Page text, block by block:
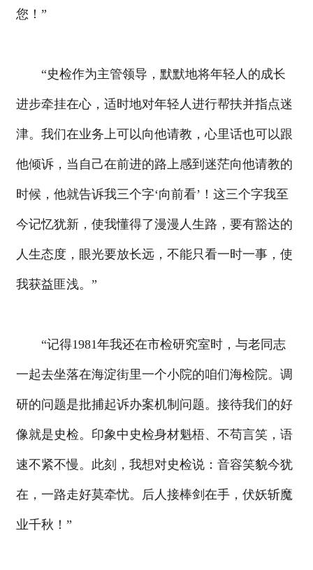
您！”
“史检作为主管领导，默默地将年轻人的成长
进步牵挂在心，适时地对年轻人进行帮扶并指点迷
津。我们在业务上可以向他请教，心里话也可以跟
他倾诉，当自己在前进的路上感到迷茫向他请教的
时候，他就告诉我三个字‘向前看’！这三个字我至
今记忆犹新，使我懂得了漫漫人生路，要有豁达的
人生态度，眼光要放长远，不能只看一时一事，使
我获益匪浅。”
“记得1981年我还在市检研究室时，与老同志
一起去坐落在海淀街里一个小院的咱们海检院。调
研的问题是批捕起诉办案机制问题。接待我们的好
像就是史检。印象中史检身材魁梧、不苟言笑，语
速不紧不慢。此刻，我想对史检说：音容笑貌今犹
在，一路走好莫牵忧。后人接棒剑在手，伏妖斩魔
业千秋！”